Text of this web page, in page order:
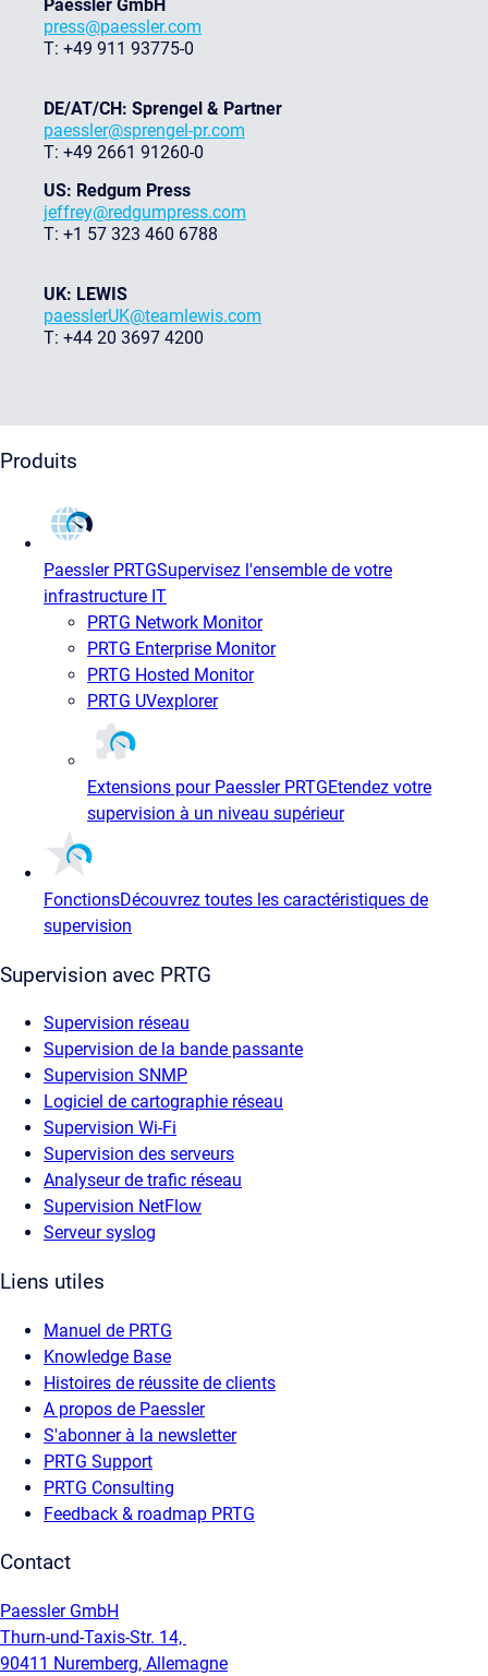
Paessler GmbH
press@paessler.com
T: +49 911 93775-0
DE/AT/CH: Sprengel & Partner
paessler@sprengel-pr.com
T: +49 2661 91260-0
US: Redgum Press
jeffrey@redgumpress.com
T: +1 57 323 460 6788
UK: LEWIS
paesslerUK@teamlewis.com
T: +44 20 3697 4200
Produits
Paessler PRTGSupervisez l'ensemble de votre
infrastructure IT
PRTG Network Monitor
PRTG Enterprise Monitor
PRTG Hosted Monitor
PRTG UVexplorer
Extensions pour Paessler PRTGEtendez votre
supervision à un niveau supérieur
FonctionsDécouvrez toutes les caractéristiques de
supervision
Supervision avec PRTG
Supervision réseau
Supervision de la bande passante
Supervision SNMP
Logiciel de cartographie réseau
Supervision Wi-Fi
Supervision des serveurs
Analyseur de trafic réseau
Supervision NetFlow
Serveur syslog
Liens utiles
Manuel de PRTG
Knowledge Base
Histoires de réussite de clients
A propos de Paessler
S'abonner à la newsletter
PRTG Support
PRTG Consulting
Feedback & roadmap PRTG
Contact
Paessler GmbH
Thurn-und-Taxis-Str. 14,
90411 Nuremberg, Allemagne